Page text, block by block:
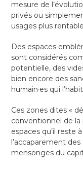
mesure de
privés ou
usages plus
Des espaces
sont considérés
potentielle, des
bien encore des
humain·es qui
Ces zones dites «
conventionnel de
espaces qu’il reste
l’accaparement
mensonges du